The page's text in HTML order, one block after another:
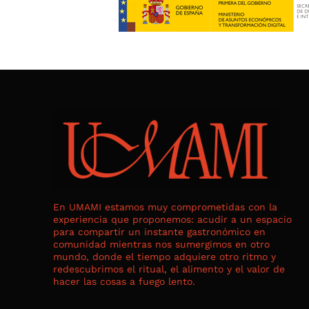
En UMAMI estamos muy comprometidas con la
experiencia que proponemos: acudir a un espacio
para compartir un instante gastronómico en
comunidad mientras nos sumergimos en otro
mundo, donde el tiempo adquiere otro ritmo y
redescubrimos el ritual, el alimento y el valor de
hacer las cosas a fuego lento.